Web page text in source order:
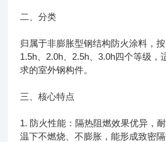
二、分类
归属于非膨胀型钢结构防火涂料，
1.5h、2.0h、2.5h、3.0h四个等级，
求的室外钢构件。
三、核心特点
1. 防火性能：隔热阻燃效果优异，
温下不燃烧、不膨胀，能形成致密隔